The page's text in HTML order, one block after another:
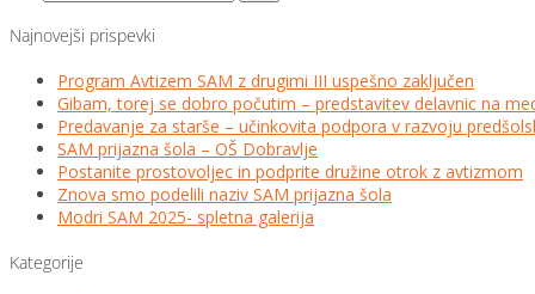
Najnovejši prispevki
Program Avtizem SAM z drugimi III uspešno zaključen
Gibam, torej se dobro počutim – predstavitev delavnic na
Predavanje za starše – učinkovita podpora v razvoju
SAM prijazna šola – OŠ Dobravlje
Postanite prostovoljec in podprite družine otrok z avtizmom
Znova smo podelili naziv SAM prijazna šola
Modri SAM 2025- spletna galerija
Kategorije